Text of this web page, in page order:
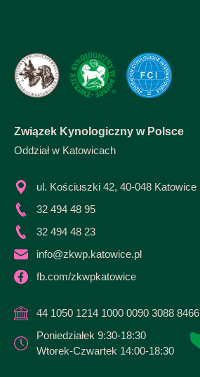
Związek Kynologiczny w Polsce
Oddział w Katowicach
ul. Kościuszki 42, 40-048 Katowice
32 494 48 95
32 494 48 23
info@zkwp.katowice.pl
fb.com/zkwpkatowice
44 1050 1214 1000 0090 3088 8466
Poniedziałek 9:30-18:30
Wtorek-Czwartek 14:00-18:30